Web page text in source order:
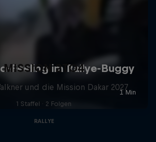
MISSION 2TO4
und die Mission Dakar 2027
1 Staffel · 2 Folgen
RALLYE